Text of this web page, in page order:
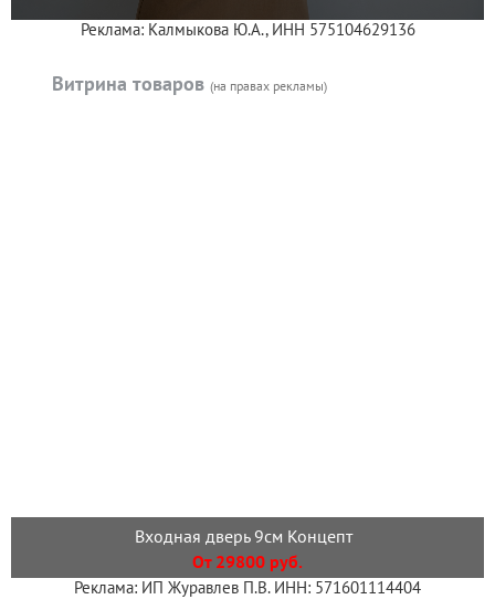
Реклама: Калмыкова Ю.А., ИНН 575104629136
Витрина товаров (на правах рекламы)
Входная дверь 9см Концепт
От 29800 руб.
Реклама: ИП Журавлев П.В. ИНН: 571601114404